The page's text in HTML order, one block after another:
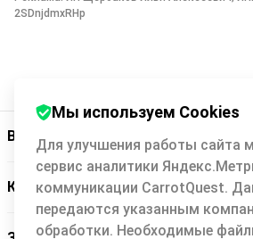
2SDnjdmxRHp
Backit
Кэшбэк-сервис
Мы используем Cookies
Для улучшения работы сайта
сервис аналитики
коммуникации CarrotQuest.
передаются указанным
обработки. Необходимые